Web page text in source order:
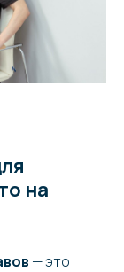
на
— это